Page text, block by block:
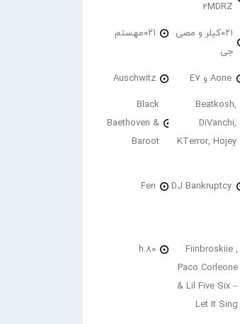
2MDRZ
۰۲۱کیلر و مصی
جی
۰۲۱مهستم
Aone و E7 Auschwitz
Beatkosh,
DiVanchi,
KTerror, Hojey
Black
Baethoven &
Baroot
DJ Bankruptcy
Fen
Fiinbroskiie ,
Paco Corleone
& Lil Five Six –
Let It Sing
h.80